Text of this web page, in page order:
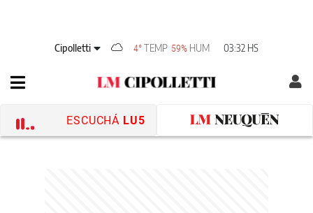
Cipolletti 4° TEMP 59% HUM 03:32 HS
ESCUCHÁ LU5